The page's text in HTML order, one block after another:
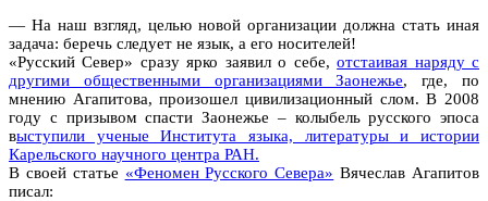
— На наш взгляд, целью новой организации должна стать иная
задача: беречь следует не язык, а его носителей!
«Русский Север» сразу ярко заявил о себе,отстаивая наряду с
другими общественными организациями Заонежье, где, по
мнению Агапитова, произошел цивилизационный слом. В 2008
году с призывом спасти Заонежье – колыбель русского эпоса
выступили ученые Института языка, литературы и истории
Карельского научного центра РАН.
В своей статье «Феномен Русского Севера» Вячеслав Агапитов
писал: